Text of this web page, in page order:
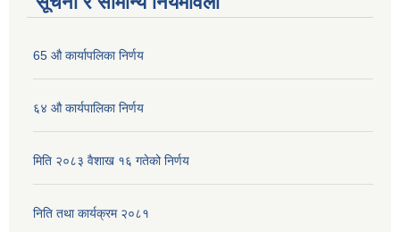
65 औ कार्यापलिका निर्णय
६४ औ कार्यपालिका निर्णय
मिति २०८३ वैशाख १६ गतेको निर्णय
निति तथा कार्यक्रम २०८१